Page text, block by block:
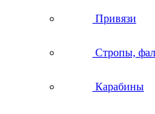
Привязи
Стропы,
Карабины